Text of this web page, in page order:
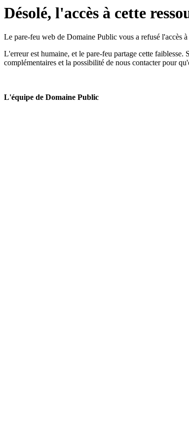
Désolé, l'accès à cette
Le pare-feu web de Domaine Public vous a refusé l'accès
L'erreur est humaine, et le pare-feu partage cette
complémentaires et la possibilité de nous contacter pour
L'équipe de Domaine Public